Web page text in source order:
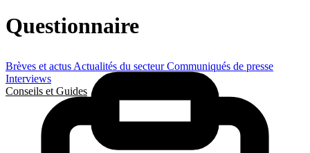
Brèves et actus Actualités du secteurCommuniqués de presse
Interviews
Conseils et Guides
Questionnaire